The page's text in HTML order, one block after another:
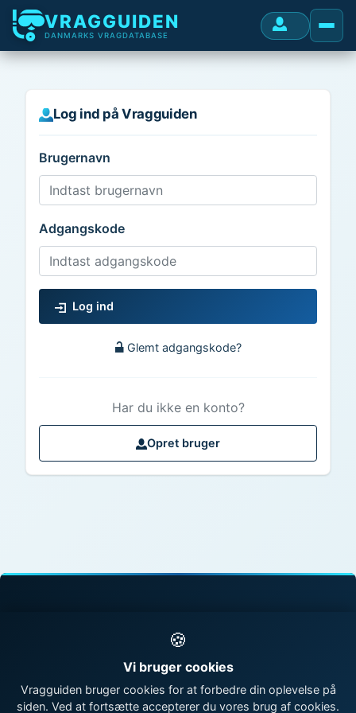
VRAGGUIDEN
DANMARKS VRAGDATABASE
Log ind på Vragguiden
Brugernavn
Adgangskode
Log ind
Glemt adgangskode?
Har du ikke en konto?
Opret bruger
vragdatabase
| Om Vragguiden
🍪
Vi bruger cookies
Vragguiden bruger cookies for at forbedre din oplevelse på
siden. Ved at fortsætte accepterer du vores brug af cookies.